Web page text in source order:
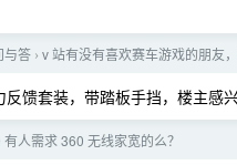
与答 › v 站有没有喜欢赛车游戏的朋友
馈套装，带踏板手挡，楼主感兴
人需求 360 无线家宽的么？